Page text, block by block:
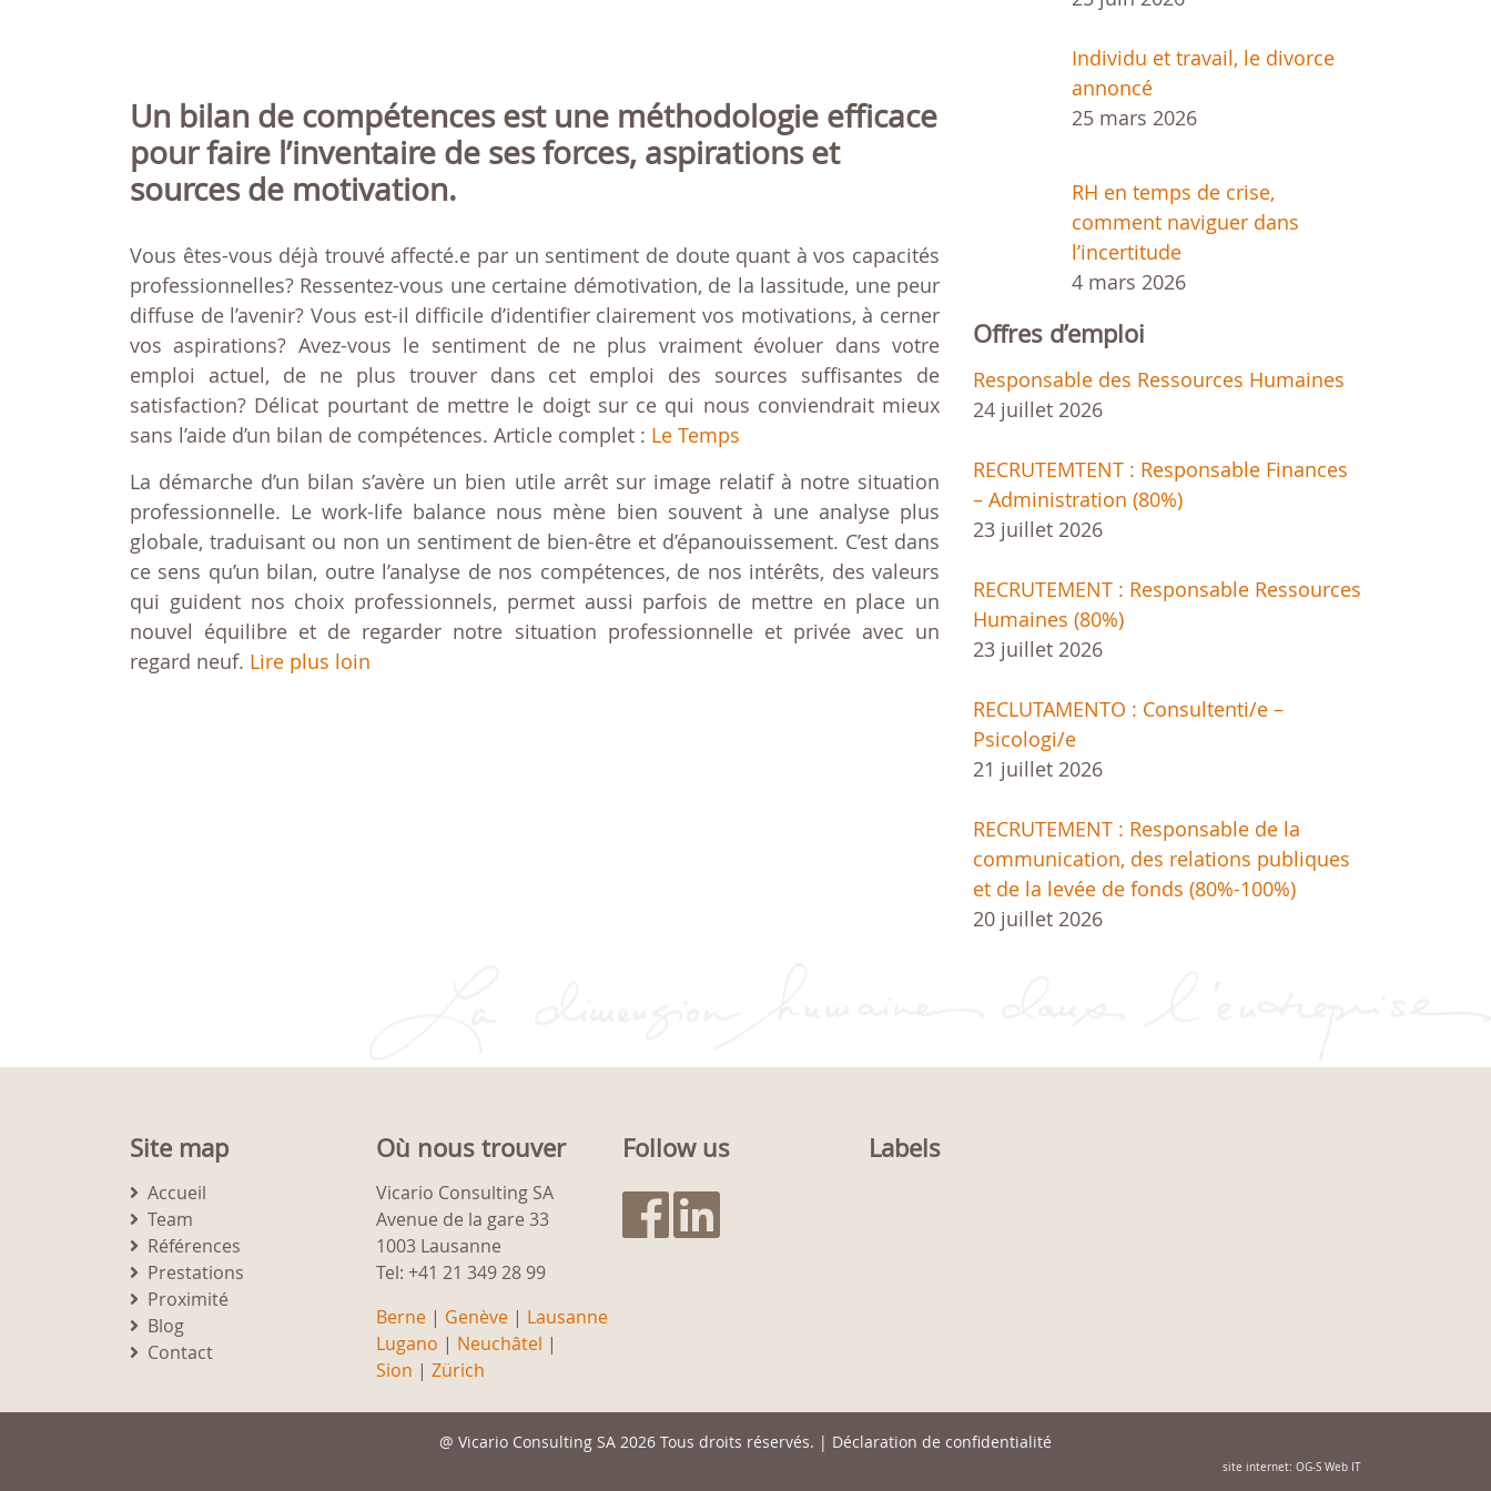
Un bilan de compétences est une méthodologie efficace
pour faire l’inventaire de ses forces, aspirations et
sources de motivation.
Vous êtes-vous déjà trouvé affecté.e par un sentiment de doute quant à vos capacités
professionnelles? Ressentez-vous une certaine démotivation, de la lassitude, une peur
diffuse de l’avenir? Vous est-il difficile d’identifier clairement vos motivations, à cerner
vos aspirations? Avez-vous le sentiment de ne plus vraiment évoluer dans votre
emploi actuel, de ne plus trouver dans cet emploi des sources suffisantes de
satisfaction? Délicat pourtant de mettre le doigt sur ce qui nous conviendrait mieux
sans l’aide d’un bilan de compétences. Article complet : Le Temps
La démarche d’un bilan s’avère un bien utile arrêt sur image relatif à notre situation
professionnelle. Le work-life balance nous mène bien souvent à une analyse plus
globale, traduisant ou non un sentiment de bien-être et d’épanouissement. C’est dans
ce sens qu’un bilan, outre l’analyse de nos compétences, de nos intérêts, des valeurs
qui guident nos choix professionnels, permet aussi parfois de mettre en place un
nouvel équilibre et de regarder notre situation professionnelle et privée avec un
regard neuf. Lire plus loin
Individu et travail, le divorce
annoncé
25 mars 2026
RH en temps de crise,
comment naviguer dans
l’incertitude
4 mars 2026
Offres d’emploi
Responsable des Ressources Humaines
24 juillet 2026
RECRUTEMTENT : Responsable Finances
– Administration (80%)
23 juillet 2026
RECRUTEMENT : Responsable Ressources
Humaines (80%)
23 juillet 2026
RECLUTAMENTO : Consultenti/e –
Psicologi/e
21 juillet 2026
RECRUTEMENT : Responsable de la
communication, des relations publiques
et de la levée de fonds (80%-100%)
20 juillet 2026
Site map
Accueil
Team
Références
Prestations
Proximité
Blog
Contact
Où nous trouver
Vicario Consulting SA
Avenue de la gare 33
1003 Lausanne
Tel: +41 21 349 28 99
Berne | Genève | Lausanne
Lugano | Neuchâtel |
Sion | Zürich
Follow us Labels
@ Vicario Consulting SA 2026 Tous droits réservés. | Déclaration de confidentialité
site internet: OG-S Web IT